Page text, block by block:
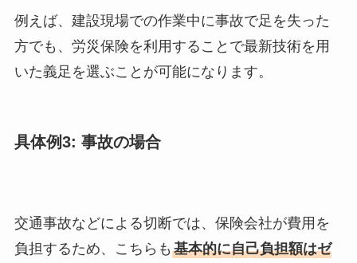
例えば、建設現場での作業中に事故で足を失った
方でも、労災保険を利用することで最新技術を用
いた義足を選ぶことが可能になります。
具体例3: 事故の場合
交通事故などによる切断では、保険会社が費用を
負担するため、こちらも 基本的に自己負担額はゼ